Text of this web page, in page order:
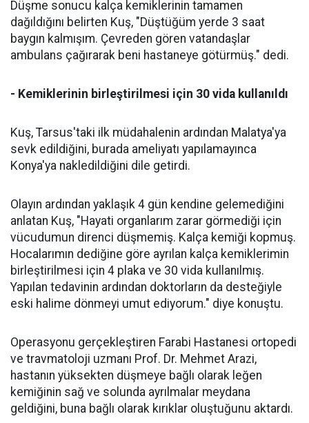
Düşme sonucu kalça kemiklerinin tamamen
dağıldığını belirten Kuş, "Düştüğüm yerde 3 saat
baygın kalmışım. Çevreden gören vatandaşlar
ambulans çağırarak beni hastaneye götürmüş." dedi.
- Kemiklerinin birleştirilmesi için 30 vida kullanıldı
Kuş, Tarsus'taki ilk müdahalenin ardından Malatya'ya
sevk edildiğini, burada ameliyatı yapılamayınca
Konya'ya nakledildiğini dile getirdi.
Olayın ardından yaklaşık 4 gün kendine gelemediğini
anlatan Kuş, "Hayati organlarım zarar görmediği için
vücudumun direnci düşmemiş. Kalça kemiği kopmuş.
Hocalarımın dediğine göre ayrılan kalça kemiklerimin
birleştirilmesi için 4 plaka ve 30 vida kullanılmış.
Yapılan tedavinin ardından doktorların da desteğiyle
eski halime dönmeyi umut ediyorum." diye konuştu.
Operasyonu gerçekleştiren Farabi Hastanesi ortopedi
ve travmatoloji uzmanı Prof. Dr. Mehmet Arazi,
hastanın yüksekten düşmeye bağlı olarak leğen
kemiğinin sağ ve solunda ayrılmalar meydana
geldiğini, buna bağlı olarak kırıklar oluştuğunu aktardı.